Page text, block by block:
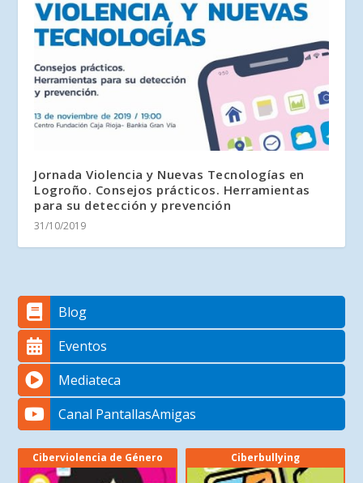
Jornada Violencia y Nuevas Tecnologías en
Logroño. Consejos prácticos. Herramientas
para su detección y prevención
31/10/2019
Blog
Eventos
Mediateca
Canal PantallasAmigas
Ciberviolencia de Género Ciberbullying